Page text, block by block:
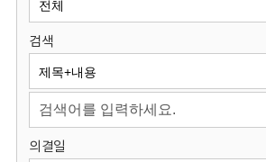
원
회
검색
의결일